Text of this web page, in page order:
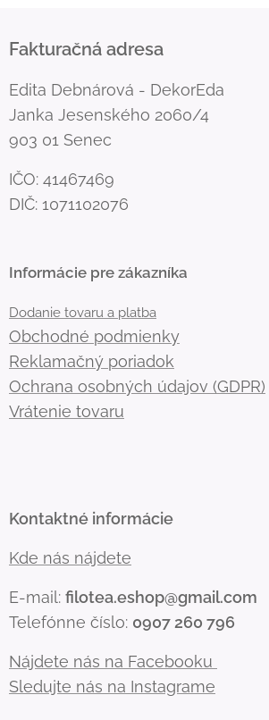
Fakturačná adresa
Edita Debnárová - DekorEda
Janka Jesenského 2060/4
903 01 Senec
IČO: 41467469
DIČ: 1071102076
Informácie pre zákazníka
Dodanie tovaru a platba
Obchodné podmienky
Reklamačný poriadok
Ochrana osobných údajov (GDPR)
Vrátenie tovaru
Kontaktné informácie
Kde nás nájdete
E-mail: filotea.eshop@gmail.com
Telefónne číslo: 0907 260 796
Nájdete nás na Facebooku
Sledujte nás na Instagrame